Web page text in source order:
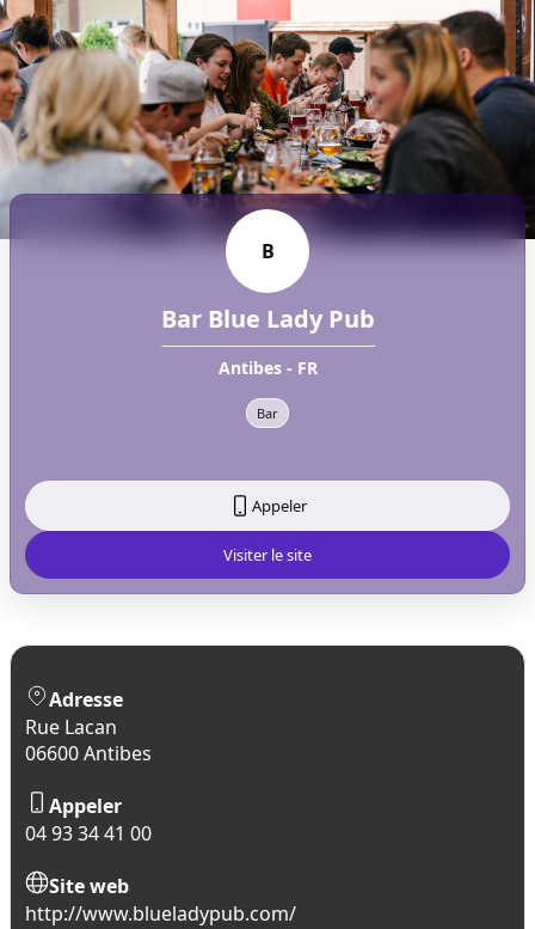
B
Bar Blue Lady Pub
Antibes - FR
Bar
Appeler
Visiter le site
Adresse
Rue Lacan
06600 Antibes
Appeler
04 93 34 41 00
Site web
http://www.blueladypub.com/